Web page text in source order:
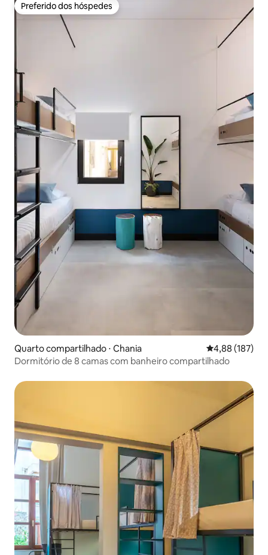
Preferido dos hóspedes
Preferido dos hóspedes
Quarto compartilhado ⋅ Chania 4,88 de uma
4,88 (187)
Dormitório de 8 camas com banheiro compartilhado